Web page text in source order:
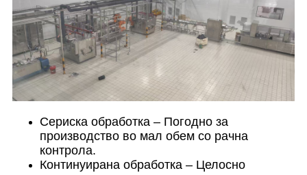
Сериска обработка – Погодно за
производство во мал обем со рачна
контрола.
Континуирана обработка – Целосно